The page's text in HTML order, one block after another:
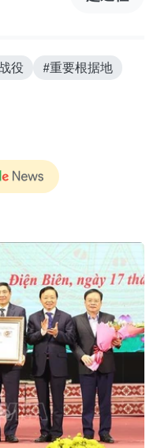
役
#重要根据地